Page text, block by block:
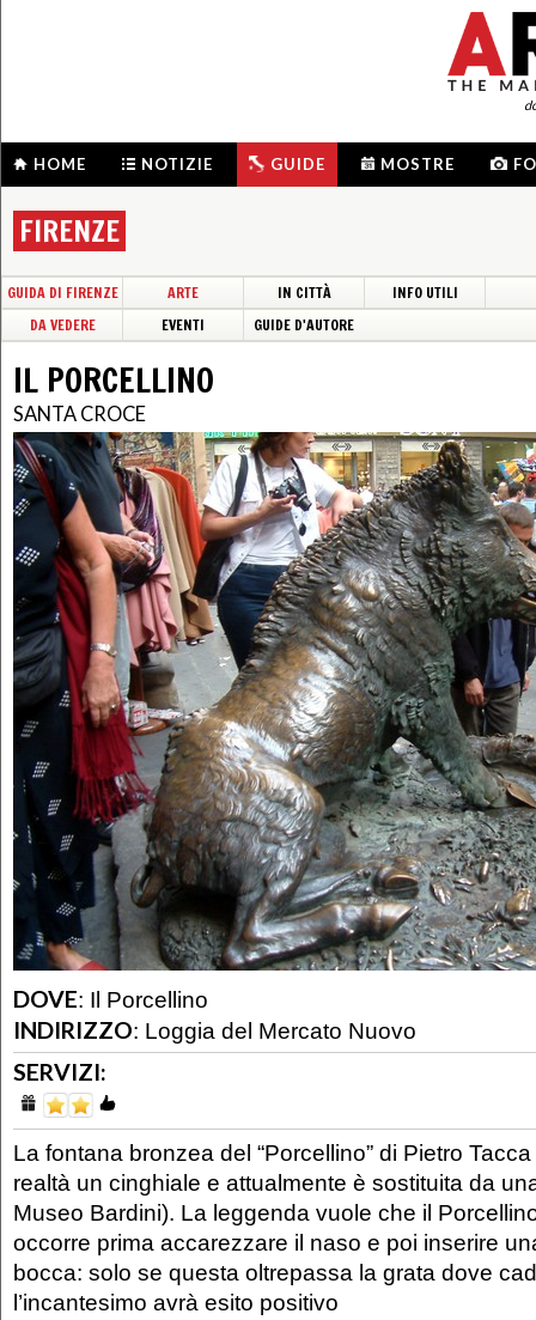
HOME NOTIZIE GUIDE MOSTRE
FIRENZE
GUIDA DI FIRENZE ARTE IN CITTÀ
INFO UTILI
DA VEDERE
EVENTI GUIDE D'AUTORE
IL PORCELLINO
SANTA CROCE
DOVE: Il Porcellino
INDIRIZZO: Loggia del Mercato Nuovo
SERVIZI:
La fontana bronzea del “Porcellino” di Pietro
realtà un cinghiale e attualmente è sostituita da
Museo Bardini). La leggenda vuole che il
occorre prima accarezzare il naso e poi inserire
bocca: solo se questa oltrepassa la grata dove
l’incantesimo avrà esito positivo